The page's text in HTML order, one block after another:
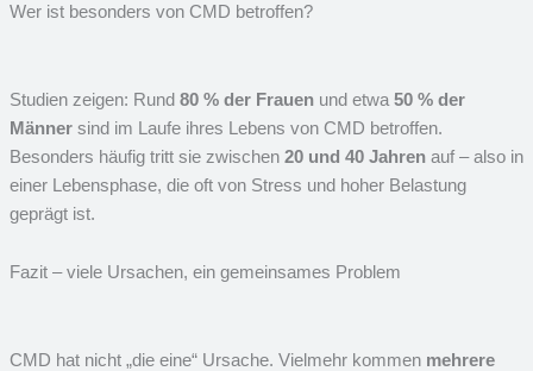
Wer ist besonders von CMD betroffen?
Studien zeigen: Rund 80 % der Frauenund etwa 50 % der
Männersind im Laufe ihres Lebens von CMD betroffen.
Besonders häufig tritt sie zwischen 20 und 40 Jahrenauf – also in
einer Lebensphase, die oft von Stress und hoher Belastung
geprägt ist.
Fazit – viele Ursachen, ein gemeinsames Problem
CMD hat nicht „die eine“ Ursache. Vielmehr kommen mehrere